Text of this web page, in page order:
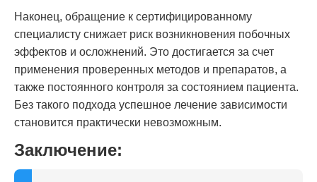
Наконец, обращение к сертифицированному
специалисту снижает риск возникновения побочных
эффектов и осложнений. Это достигается за счет
применения проверенных методов и препаратов, а
также постоянного контроля за состоянием пациента.
Без такого подхода успешное лечение зависимости
становится практически невозможным.
Заключение: